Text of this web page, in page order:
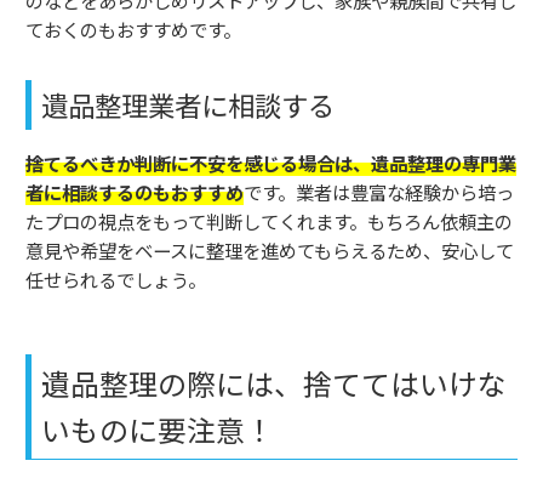
ておくのもおすすめです。
遺品整理業者に相談する
捨てるべきか判断に不安を感じる場合は、遺品整理の専門業
者に相談するのもおすすめです。業者は豊富な経験から培っ
たプロの視点をもって判断してくれます。もちろん依頼主の
意見や希望をベースに整理を進めてもらえるため、安心して
任せられるでしょう。
遺品整理の際には、捨ててはいけな
いものに要注意！